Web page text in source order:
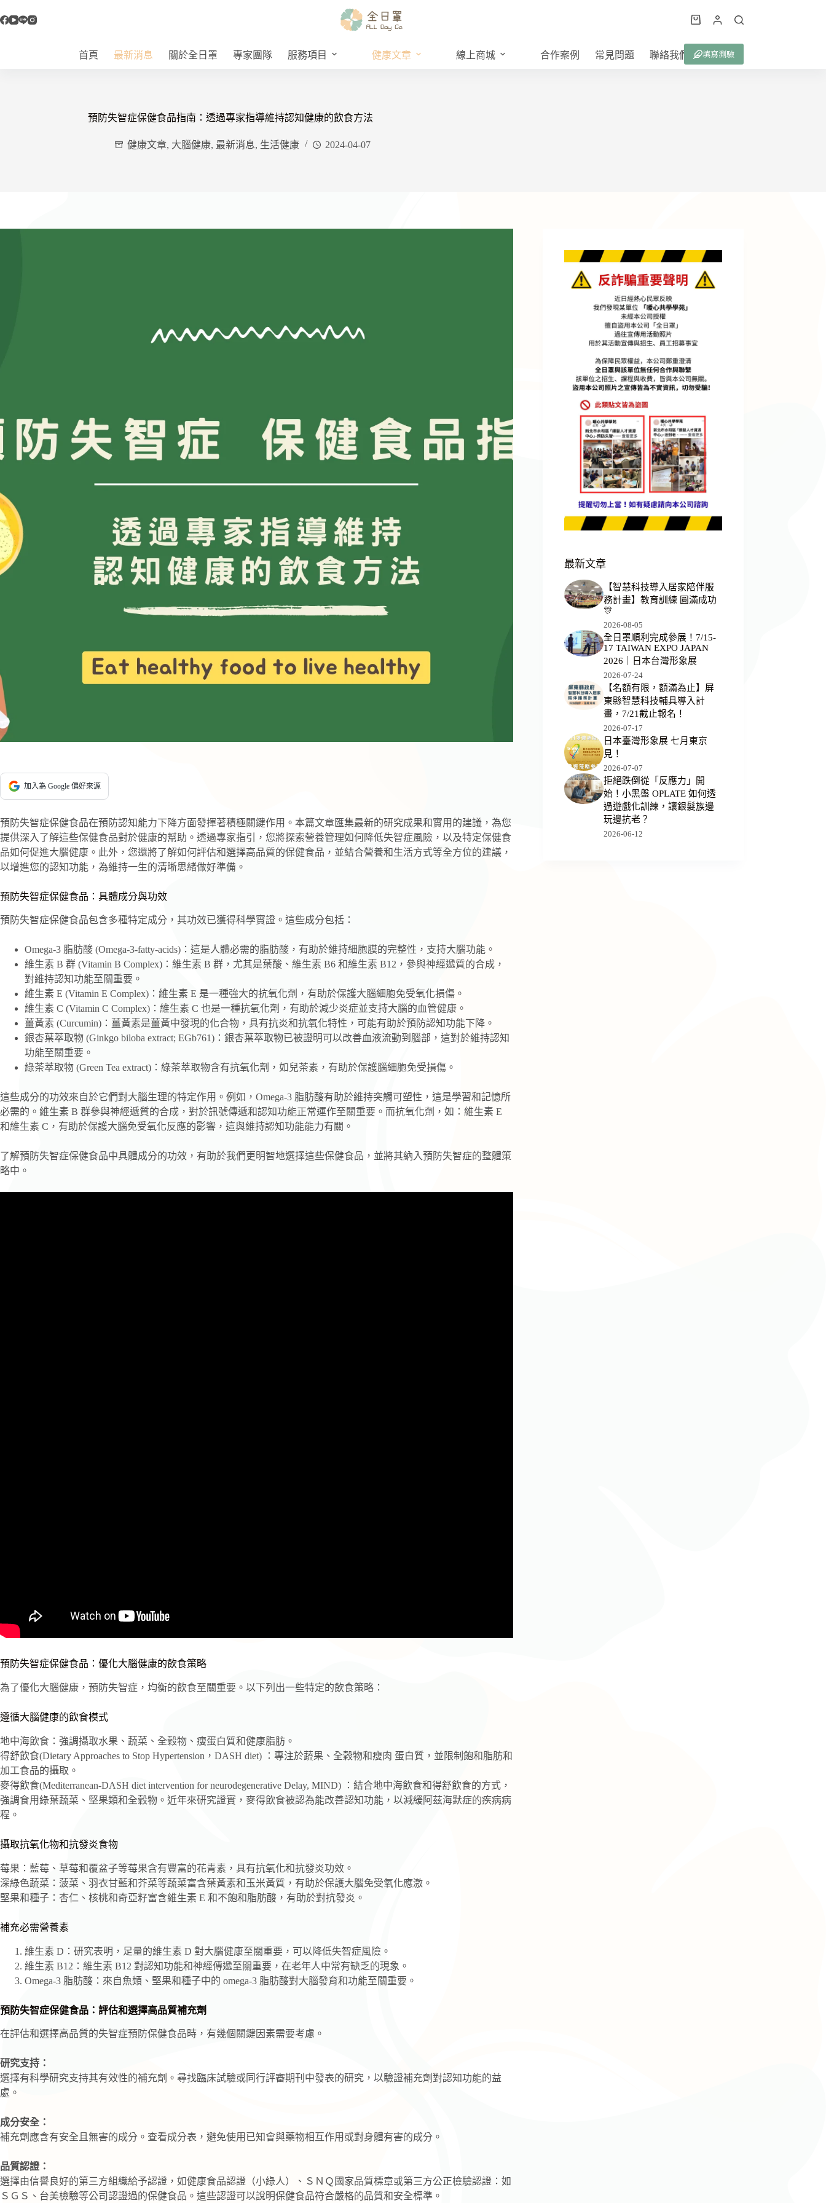
至
購
物
車
首頁 最新消息 關於全日罩 專家團隊 服務項目 健康文章 線上商城 合作案例 常見問題 聯絡我們 填寫測驗
預防失智症保健食品指南：透過專家指導維持認知健康的飲食方法
健康文章, 大腦健康, 最新消息, 生活健康 2024-04-07
加入為 Google 偏好來源
預防失智症保健食品在預防認知能力下降方面發揮著積極關鍵作用。本篇文章匯集最新的研究成果和實用的建議，為您
提供深入了解這些保健食品對於健康的幫助。透過專家指引，您將探索營養管理如何降低失智症風險，以及特定保健食
品如何促進大腦健康。此外，您還將了解如何評估和選擇高品質的保健食品，並結合營養和生活方式等全方位的建議，
以增進您的認知功能，為維持一生的清晰思緒做好準備。
預防失智症保健食品：具體成分與功效
預防失智症保健食品包含多種特定成分，其功效已獲得科學實證。這些成分包括：
Omega-3 脂肪酸 (Omega-3-fatty-acids)：這是人體必需的脂肪酸，有助於維持細胞膜的完整性，支持大腦功能。
維生素 B 群 (Vitamin B Complex)：維生素 B 群，尤其是葉酸、維生素 B6 和維生素 B12，參與神經遞質的合成，
對維持認知功能至關重要。
維生素 E (Vitamin E Complex)：維生素 E 是一種強大的抗氧化劑，有助於保護大腦細胞免受氧化損傷。
維生素 C (Vitamin C Complex)：維生素 C 也是一種抗氧化劑，有助於減少炎症並支持大腦的血管健康。
薑黃素 (Curcumin)：薑黃素是薑黃中發現的化合物，具有抗炎和抗氧化特性，可能有助於預防認知功能下降。
銀杏葉萃取物 (Ginkgo biloba extract; EGb761)：銀杏葉萃取物已被證明可以改善血液流動到腦部，這對於維持認知
功能至關重要。
綠茶萃取物 (Green Tea extract)：綠茶萃取物含有抗氧化劑，如兒茶素，有助於保護腦細胞免受損傷。
這些成分的功效來自於它們對大腦生理的特定作用。例如，Omega-3 脂肪酸有助於維持突觸可塑性，這是學習和記憶所
必需的。維生素 B 群參與神經遞質的合成，對於訊號傳遞和認知功能正常運作至關重要。而抗氧化劑，如：維生素 E
和維生素 C，有助於保護大腦免受氧化反應的影響，這與維持認知功能能力有關。
了解預防失智症保健食品中具體成分的功效，有助於我們更明智地選擇這些保健食品，並將其納入預防失智症的整體策
略中。
預防失智症保健食品：優化大腦健康的飲食策略
為了優化大腦健康，預防失智症，均衡的飲食至關重要。以下列出一些特定的飲食策略：
遵循大腦健康的飲食模式
地中海飲食：強調攝取水果、蔬菜、全穀物、瘦蛋白質和健康脂肪。
得舒飲食(Dietary Approaches to Stop Hypertension，DASH diet) ：專注於蔬果、全穀物和瘦肉 蛋白質，並限制飽和脂肪和
加工食品的攝取。
麥得飲食(Mediterranean-DASH diet intervention for neurodegenerative Delay, MIND) ：結合地中海飲食和得舒飲食的方式，
強調食用綠葉蔬菜、堅果類和全穀物。近年來研究證實，麥得飲食被認為能改善認知功能，以減緩阿茲海默症的疾病病
程。
攝取抗氧化物和抗發炎食物
莓果：藍莓、草莓和覆盆子等莓果含有豐富的花青素，具有抗氧化和抗發炎功效。
深綠色蔬菜：菠菜、羽衣甘藍和芥菜等蔬菜富含葉黃素和玉米黃質，有助於保護大腦免受氧化應激。
堅果和種子：杏仁、核桃和奇亞籽富含維生素 E 和不飽和脂肪酸，有助於對抗發炎。
補充必需營養素
維生素 D：研究表明，足量的維生素 D 對大腦健康至關重要，可以降低失智症風險。
維生素 B12：維生素 B12 對認知功能和神經傳遞至關重要，在老年人中常有缺乏的現象。
Omega-3 脂肪酸：來自魚類、堅果和種子中的 omega-3 脂肪酸對大腦發育和功能至關重要。
預防失智症保健食品：評估和選擇高品質補充劑
在評估和選擇高品質的失智症預防保健食品時，有幾個關鍵因素需要考慮。
研究支持：
選擇有科學研究支持其有效性的補充劑。尋找臨床試驗或同行評審期刊中發表的研究，以驗證補充劑對認知功能的益
處。
成分安全：
補充劑應含有安全且無害的成分。查看成分表，避免使用已知會與藥物相互作用或對身體有害的成分。
品質認證：
選擇由信譽良好的第三方組織給予認證，如健康食品認證（小綠人）、ＳＮＱ國家品質標章或第三方公正檢驗認證：如
ＳＧＳ、台美檢驗等公司認證過的保健食品。這些認證可以說明保健食品符合嚴格的品質和安全標準。
最新文章
【智慧科技導入居家陪伴服
務計畫】教育訓練 圓滿成功
🎊
2026-08-05
全日罩順利完成參展！7/15-
17 TAIWAN EXPO JAPAN
2026｜日本台灣形象展
2026-07-24
【名額有限，額滿為止】屏
東縣智慧科技輔具導入計
畫，7/21截止報名！
2026-07-17
日本臺灣形象展 七月東京
見！
2026-07-07
拒絕跌倒從「反應力」開
始！小黑盤 OPLATE 如何透
過遊戲化訓練，讓銀髮族邊
玩邊抗老？
2026-06-12